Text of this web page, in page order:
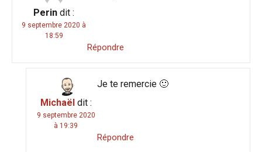
Perin dit :
9 septembre 2020 à
18:59
Répondre
Michaël dit :
9 septembre 2020
à 19:39
Je te remercie 🙂
Répondre